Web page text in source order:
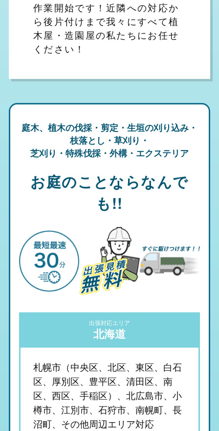
作業開始です！近隣への対応か
ら後片付けまで我々にすべて植
木屋・造園屋の私たちにお任せ
ください！
庭木、植木の伐採・剪定・生垣の刈り込み・
枝落とし・草刈り・
芝刈り・特殊伐採・外構・エクステリア
お庭のことならなんで
も!!
出張対応エリア
北海道
札幌市（中央区、北区、東区、白石
区、厚別区、豊平区、清田区、南
区、西区、手稲区）、北広島市、小
樽市、江別市、石狩市、南幌町、長
沼町、その他周辺エリア対応